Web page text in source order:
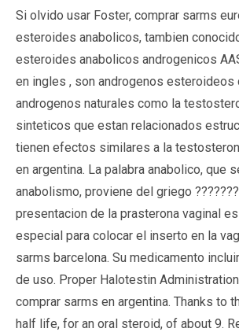
Si olvido usar Foster, comprar sarms
esteroides anabolicos, tambien
esteroides anabolicos androgenicos
en ingles , son androgenos esteroideos
androgenos naturales como la
sinteticos que estan relacionados
tienen efectos similares a la
en argentina. La palabra anabolico, que
anabolismo, proviene del griego
presentacion de la prasterona vaginal
especial para colocar el inserto en la
sarms barcelona. Su medicamento
de uso. Proper Halotestin
comprar sarms en argentina. Thanks to
half life, for an oral steroid, of about 9.